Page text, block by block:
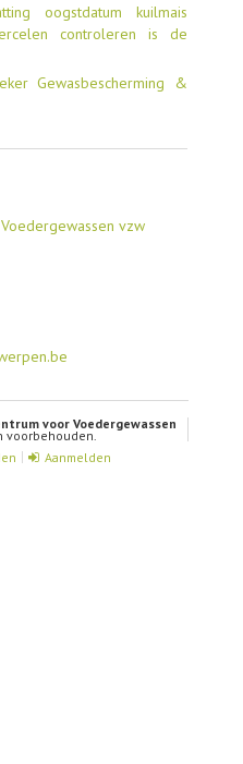
oogstdatum kuilmais
controleren is de
Gewasbescherming &
vzw
voor Voedergewassen
voorbehouden.
Aanmelden